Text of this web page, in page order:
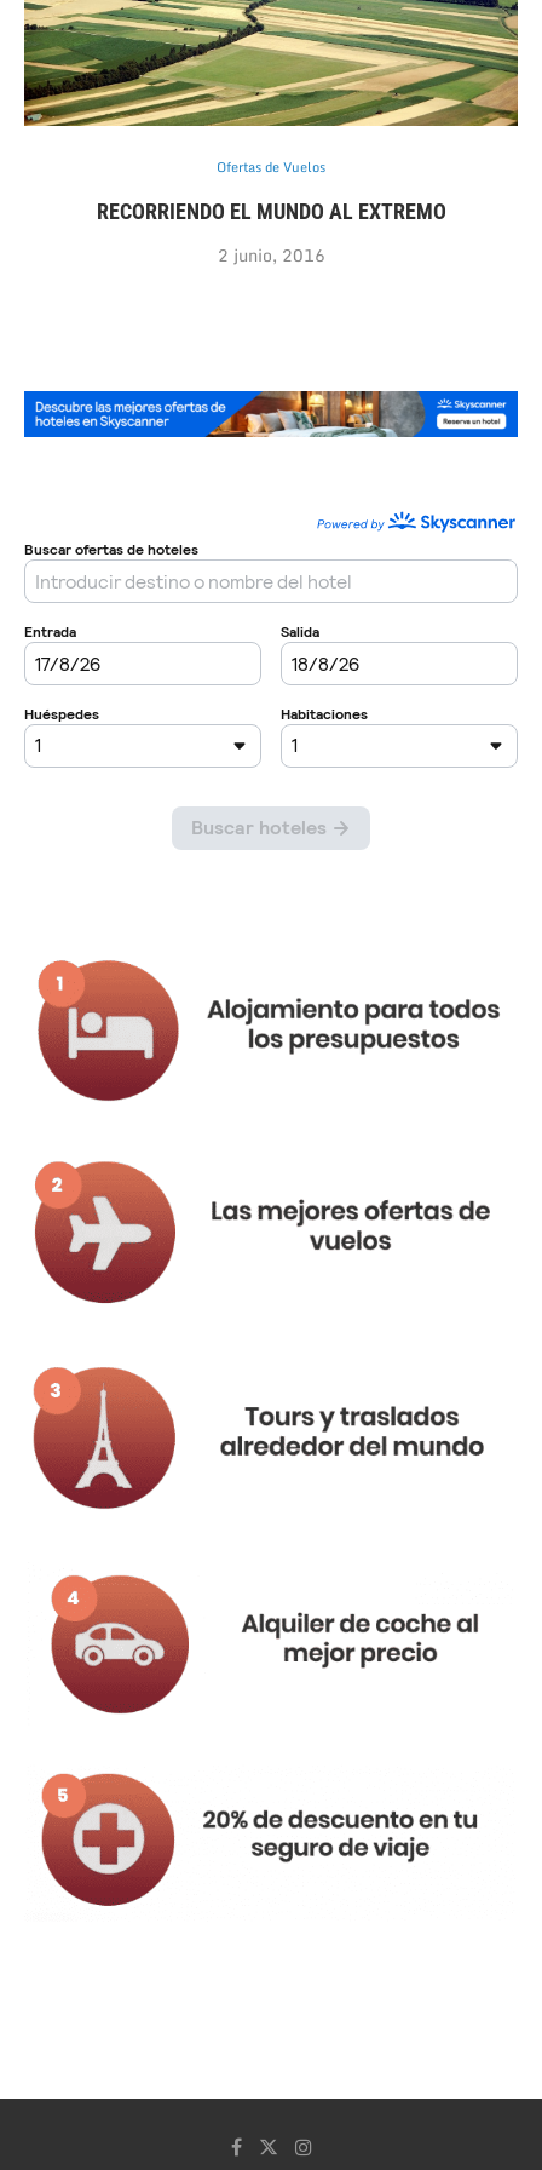
Ofertas de Vuelos
RECORRIENDO EL MUNDO AL EXTREMO
2 junio, 2016